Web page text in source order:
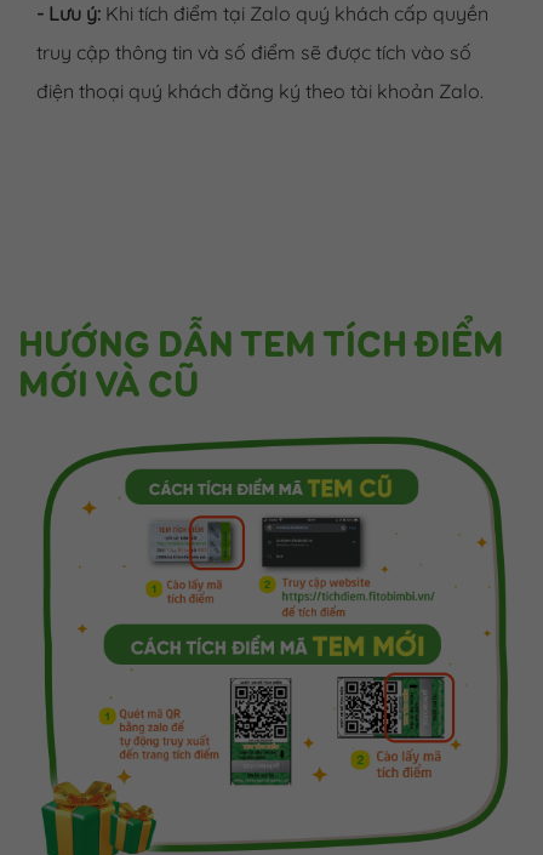
- Lưu ý: Khi tích điểm tại Zalo quý khách cấp quyền
truy cập thông tin và số điểm sẽ được tích vào số
điện thoại quý khách đăng ký theo tài khoản Zalo.
HƯỚNG DẪN TEM TÍCH ĐIỂM
MỚI VÀ CŨ